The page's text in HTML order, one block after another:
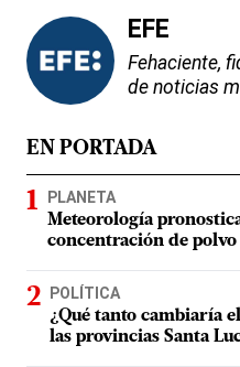
EFE
Fehaciente,
de noticias
EN PORTADA
PLANETA
Meteorología
concentración de polvo
POLÍTICA
¿Qué tanto cambiaría
las provincias Santa